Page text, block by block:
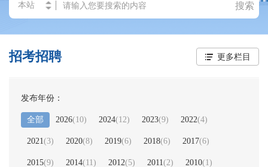
搜索
招考招聘 更多栏目
发布年份：
全部 2026(10) 2024(12) 2023(9) 2022(4)
2021(3) 2020(8) 2019(6) 2018(6) 2017(6)
2015(9) 2014(11) 2012(5) 2011(2) 2010(1)